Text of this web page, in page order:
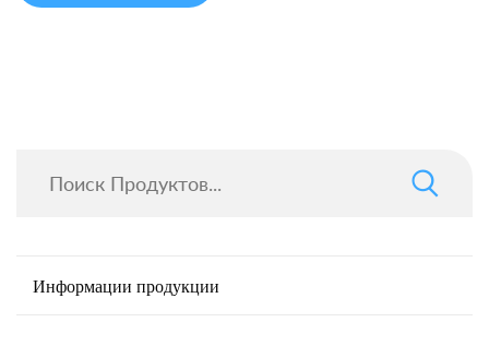
Информации продукции